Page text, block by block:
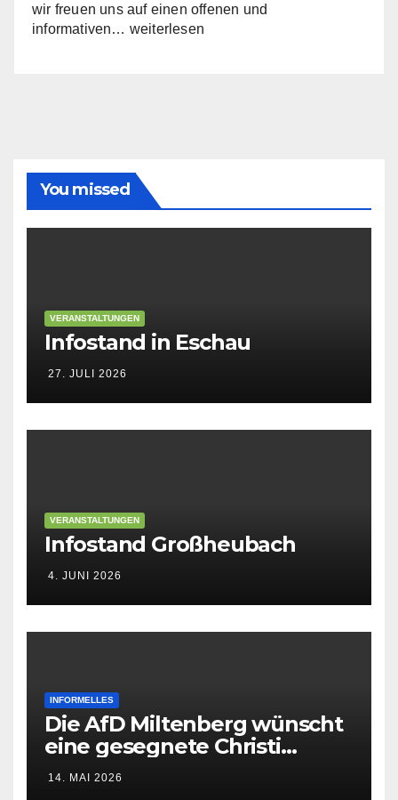
wir freuen uns auf einen offenen und
informativen… Infoabend:
weiterlesen
You missed
VERANSTALTUNGEN
Infostand in Eschau
27. JULI 2026
VERANSTALTUNGEN
Infostand Großheubach
4. JUNI 2026
INFORMELLES
Die AfD Miltenberg wünscht
eine gesegnete Christi
Himmelfahrt
14. MAI 2026